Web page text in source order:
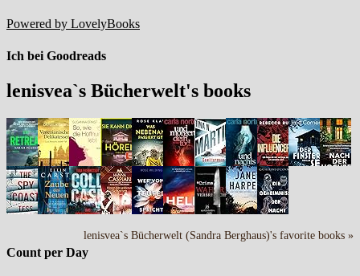
Powered by LovelyBooks
Ich bei Goodreads
lenisvea`s Bücherwelt's books
lenisvea`s Bücherwelt (Sandra Berghaus)'s favorite books »
Count per Day